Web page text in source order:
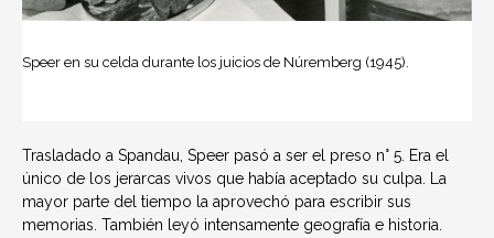
Speer en su celda durante los juicios de Núremberg (1945).
Trasladado a Spandau, Speer pasó a ser el preso n° 5. Era el
único de los jerarcas vivos que había aceptado su culpa. La
mayor parte del tiempo la aprovechó para escribir sus
memorias. También leyó intensamente geografía e historia.